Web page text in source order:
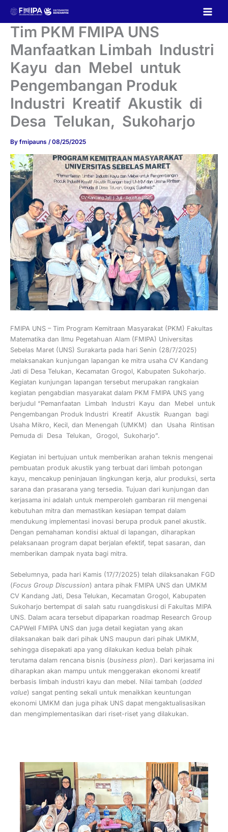
contentTim PKM FMIPA UNS
Manfaatkan Limbah Industri
Kayu dan Mebel untuk
Pengembangan Produk
Industri Kreatif Akustik di
Desa Telukan, Sukoharjo
By fmipauns /08/25/2025
FMIPA UNS – Tim Program Kemitraan Masyarakat (PKM) Fakultas
Matematika dan Ilmu Pegetahuan Alam (FMIPA) Universitas
Sebelas Maret (UNS) Surakarta pada hari Senin (28/7/2025)
melaksanakan kunjungan lapangan ke mitra usaha CV Kandang
Jati di Desa Telukan, Kecamatan Grogol, Kabupaten Sukoharjo.
Kegiatan kunjungan lapangan tersebut merupakan rangkaian
kegiatan pengabdian masyarakat dalam PKM FMIPA UNS yang
berjudul “Pemanfaatan Limbah Industri Kayu dan Mebel untuk
Pengembangan Produk Industri Kreatif Akustik Ruangan bagi
Usaha Mikro, Kecil, dan Menengah (UMKM) dan Usaha Rintisan
Pemuda di Desa Telukan, Grogol, Sukoharjo”.
Kegiatan ini bertujuan untuk memberikan arahan teknis mengenai
pembuatan produk akustik yang terbuat dari limbah potongan
kayu, mencakup peninjauan lingkungan kerja, alur produksi, serta
sarana dan prasarana yang tersedia. Tujuan dari kunjungan dan
kerjasama ini adalah untuk memperoleh gambaran riil mengenai
kebutuhan mitra dan memastikan kesiapan tempat dalam
mendukung implementasi inovasi berupa produk panel akustik.
Dengan pemahaman kondisi aktual di lapangan, diharapkan
pelaksanaan program dapat berjalan efektif, tepat sasaran, dan
memberikan dampak nyata bagi mitra.
Sebelumnya, pada hari Kamis (17/7/2025) telah dilaksanakan FGD
(Focus Group Discussion) antara pihak FMIPA UNS dan UMKM
CV Kandang Jati, Desa Telukan, Kecamatan Grogol, Kabupaten
Sukoharjo bertempat di salah satu ruangdiskusi di Fakultas MIPA
UNS. Dalam acara tersebut dipaparkan roadmap Research Group
CAPWell FMIPA UNS dan juga detail kegiatan yang akan
dilaksanakan baik dari pihak UNS maupun dari pihak UMKM,
sehingga disepakati apa yang dilakukan kedua belah pihak
terutama dalam rencana bisnis (business plan). Dari kerjasama ini
diharapkan akan mampu untuk menggerakan ekonomi kreatif
berbasis limbah industri kayu dan mebel. Nilai tambah (added
value) sangat penting sekali untuk menaikkan keuntungan
ekonomi UMKM dan juga pihak UNS dapat mengaktualisasikan
dan mengimplementasikan dari riset-riset yang dilakukan.